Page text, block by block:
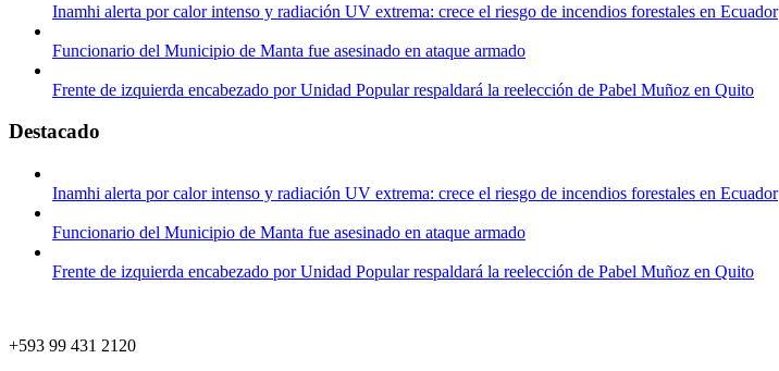
Inamhi alerta por calor intenso y radiación UV extrema: crece el riesgo de incendios forestales en Ecuador
Funcionario del Municipio de Manta fue asesinado en ataque armado
Frente de izquierda encabezado por Unidad Popular respaldará la reelección de Pabel Muñoz en Quito
Destacado
Inamhi alerta por calor intenso y radiación UV extrema: crece el riesgo de incendios forestales en Ecuador
Funcionario del Municipio de Manta fue asesinado en ataque armado
Frente de izquierda encabezado por Unidad Popular respaldará la reelección de Pabel Muñoz en Quito
+593 99 431 2120